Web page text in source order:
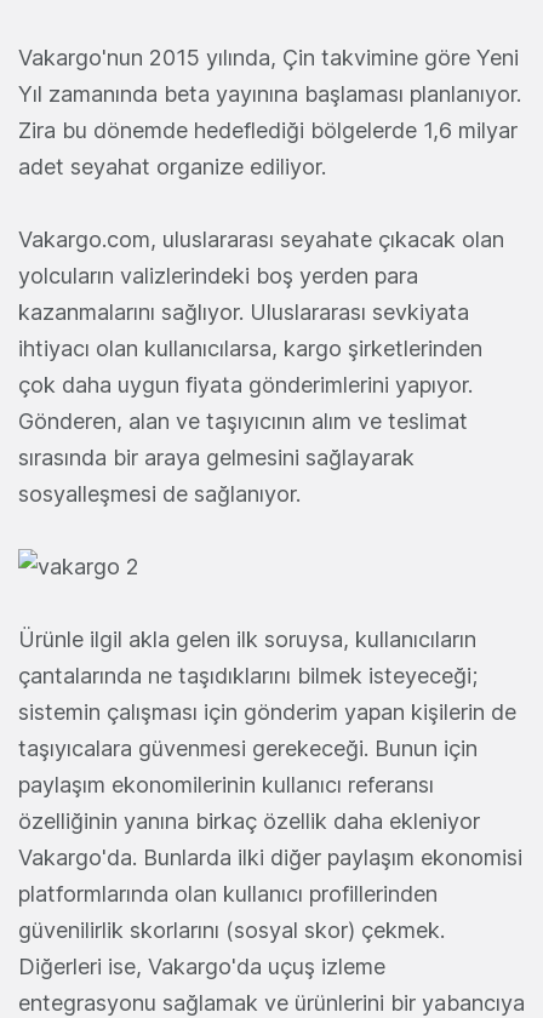
Vakargo'nun 2015 yılında, Çin takvimine göre Yeni
Yıl zamanında beta yayınına başlaması planlanıyor.
Zira bu dönemde hedeflediği bölgelerde 1,6 milyar
adet seyahat organize ediliyor.
Vakargo.com, uluslararası seyahate çıkacak olan
yolcuların valizlerindeki boş yerden para
kazanmalarını sağlıyor. Uluslararası sevkiyata
ihtiyacı olan kullanıcılarsa, kargo şirketlerinden
çok daha uygun fiyata gönderimlerini yapıyor.
Gönderen, alan ve taşıyıcının alım ve teslimat
sırasında bir araya gelmesini sağlayarak
sosyalleşmesi de sağlanıyor.
Ürünle ilgil akla gelen ilk soruysa, kullanıcıların
çantalarında ne taşıdıklarını bilmek isteyeceği;
sistemin çalışması için gönderim yapan kişilerin de
taşıyıcalara güvenmesi gerekeceği. Bunun için
paylaşım ekonomilerinin kullanıcı referansı
özelliğinin yanına birkaç özellik daha ekleniyor
Vakargo'da. Bunlarda ilki diğer paylaşım ekonomisi
platformlarında olan kullanıcı profillerinden
güvenilirlik skorlarını (sosyal skor) çekmek.
Diğerleri ise, Vakargo'da uçuş izleme
entegrasyonu sağlamak ve ürünlerini bir yabancıya